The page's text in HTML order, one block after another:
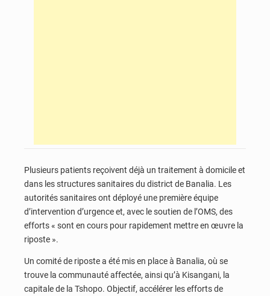
Plusieurs patients reçoivent déjà un traitement à domicile et
dans les structures sanitaires du district de Banalia. Les
autorités sanitaires ont déployé une première équipe
d’intervention d’urgence et, avec le soutien de l’OMS, des
efforts « sont en cours pour rapidement mettre en œuvre la
riposte ».
Un comité de riposte a été mis en place à Banalia, où se
trouve la communauté affectée, ainsi qu’à Kisangani, la
capitale de la Tshopo. Objectif, accélérer les efforts de